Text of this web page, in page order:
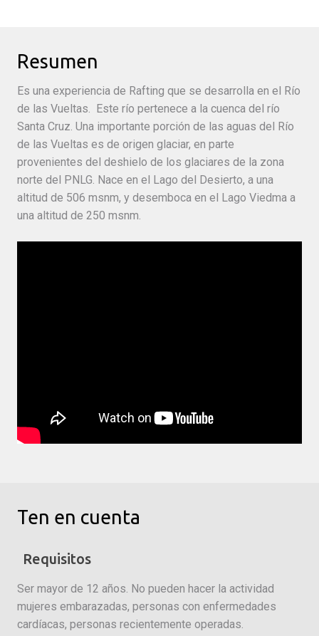
Resumen
Es una experiencia de Rafting que se desarrolla en el Río
de las Vueltas. Este río pertenece a la cuenca del río
Santa Cruz. Una importante porción de las aguas del Río
de las Vueltas es de origen glaciar, en parte
provenientes del deshielo de los glaciares de la zona
norte del PNLG. Nace en el Lago del Desierto, a una
altitud de 506 msnm, y desemboca en el Lago Viedma a
una altitud de 250 msnm.
Ten en cuenta
Requisitos
Ser mayor de 12 años. No pueden hacer la actividad
mujeres embarazadas, personas con enfermedades
cardíacas, personas recientemente operadas.